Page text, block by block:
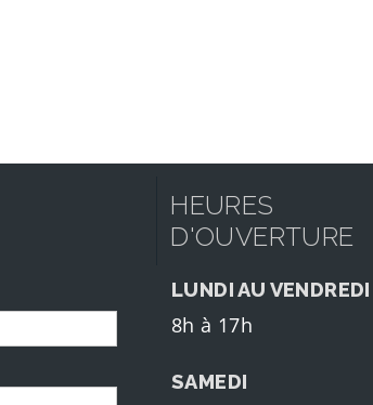
HEURES
D'OUVERTURE
LUNDI AU VENDREDI
8h à 17h
SAMEDI